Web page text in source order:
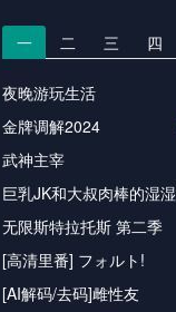
一 二 三 四
夜晚游玩生活
金牌调解2024
武神主宰
巨乳JK和大叔肉棒的湿湿
无限斯特拉托斯 第二季
[高清里番] フォルト!
[AI解码/去码]雌性友